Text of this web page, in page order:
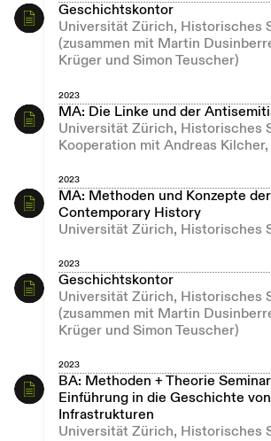
Geschichtskontor
Universität Zürich, Historisches
(zusammen mit Martin
Krüger und Simon Teuscher)
2023
MA: Die Linke und der
Universität Zürich, Historisches
Kooperation mit Andreas Kilcher,
2023
MA: Methoden und Konzepte der
Contemporary History
Universität Zürich, Historisches
2023
Geschichtskontor
Universität Zürich, Historisches
(zusammen mit Martin
Krüger und Simon Teuscher)
2023
BA: Methoden + Theorie
Einführung in die Geschichte von
Infrastrukturen
Universität Zürich, Historisches